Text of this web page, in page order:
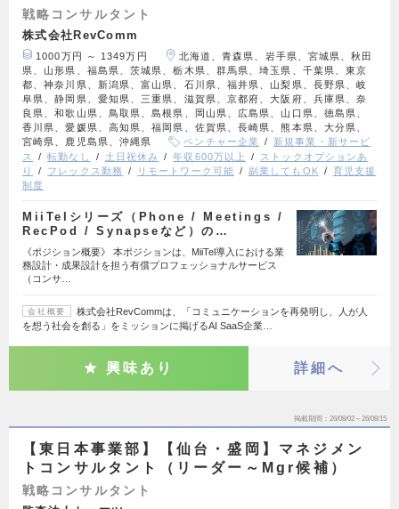
戦略コンサルタント
株式会社RevComm
1000万円 ～ 1349万円
北海道、青森県、岩手県、宮城県、秋田
県、山形県、福島県、茨城県、栃木県、群馬県、埼玉県、千葉県、東京
都、神奈川県、新潟県、富山県、石川県、福井県、山梨県、長野県、岐
阜県、静岡県、愛知県、三重県、滋賀県、京都府、大阪府、兵庫県、奈
良県、和歌山県、鳥取県、島根県、岡山県、広島県、山口県、徳島県、
香川県、愛媛県、高知県、福岡県、佐賀県、長崎県、熊本県、大分県、
宮崎県、鹿児島県、沖縄県
ベンチャー企業
新規事業・新サービ
ス
転勤なし 土日祝休み 年収600万以上
ストックオプションあ
り
フレックス勤務 リモートワーク可能 副業してもOK
育児支援
制度
MiiTelシリーズ（Phone / Meetings /
RecPod / Synapseなど）の…
《ポジション概要》 本ポジションは、MiiTel導入における業
務設計・成果設計を担う有償プロフェッショナルサービス
（コンサ…
会社概要
株式会社RevCommは、「コミュニケーションを再発明し、人が人
を想う社会を創る」をミッションに掲げるAI SaaS企業…
興味あり 詳細へ
掲載期間 26/08/02～26/08/15
【東日本事業部】【仙台・盛岡】マネジメン
トコンサルタント（リーダー～Mgr候補）
戦略コンサルタント